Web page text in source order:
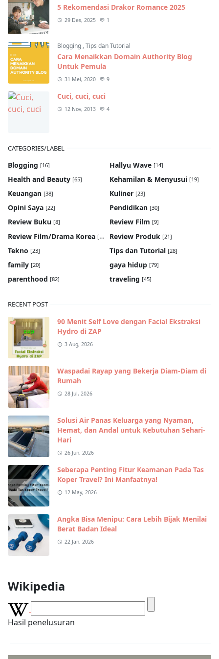
5 Rekomendasi Drakor Romance 2025
29 Des, 2025 1
Blogging ,Tips dan Tutorial
Cara Menaikkan Domain Authority Blog
Untuk Pemula
31 Mei, 2020 9
Cuci, cuci, cuci
12 Nov, 2013 4
CATEGORIES/LABEL
Blogging [16] Hallyu Wave [14]
Health and Beauty [65] Kehamilan & Menyusui [19]
Keuangan [38] Kuliner [23]
Opini Saya [22] Pendidikan [30]
Review Buku [8] Review Film [9]
Review Film/Drama Korea [22] Review Produk [21]
Tekno [23] Tips dan Tutorial [28]
family [20] gaya hidup [79]
parenthood [82] traveling [45]
RECENT POST
90 Menit Self Love dengan Facial Ekstraksi
Hydro di ZAP
3 Aug, 2026
Waspadai Rayap yang Bekerja Diam-Diam di
Rumah
28 Jul, 2026
Solusi Air Panas Keluarga yang Nyaman,
Hemat, dan Andal untuk Kebutuhan Sehari-
Hari
26 Jun, 2026
Seberapa Penting Fitur Keamanan Pada Tas
Koper Travel? Ini Manfaatnya!
12 May, 2026
Angka Bisa Menipu: Cara Lebih Bijak Menilai
Berat Badan Ideal
22 Jan, 2026
Wikipedia
Hasil penelusuran